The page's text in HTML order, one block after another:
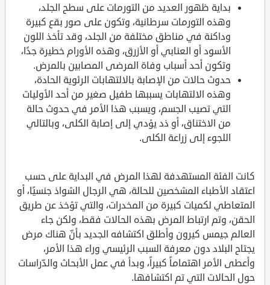
بداية ظهور العديد من التورمات على سطح الجلد،
وهذه التورمات سرطانية، وتكون على صور بقع كبيرة
وداكنة في مناطق مختلفة من الجلد، وقد تأخذ اللون
الأسود أو العنابي أو الأزرق، وهذه الأورام خطيرة جدًا،
وتكون أحد أسباب وفاة المرضى المصابين بالمرض.
حدوث حالات من الإصابة بالالتهابات الرئوية الحادة،
وهذه الالتهابات يسببها طفيل صغير من أحد الأوليات
التي تصيب الجسم، ويسبب هذا الأمر في حدوث حالة
من الاختناق، أو ذد يؤدي إلى إصابة الكلى، وبالتالي
اللجوء إلى زراعة الكلى.
كانت الفئة المستهدفة لهذا المرض في البداية على حسب
اعتقاد الأطباء المشخصين للحالة، هي الرجال الشواذ جنسيًا، أو
المتعاطي لكميات كبيرة من المخدرات، والتي تؤخذ عن طريق
الحقن، وتم ارتباط المرض بهذه الحالات فقط، ولكن جاء
العالم جيمس كيرون وأطلق اكتشافه الجديد بأنّ هناك مرض
يجتاح البلاد دون معرفة السبب الرئيسي وراء هذا الأمر،
وأعطى الأمر اهتماماً كبيراً، وبدأ في عمل الأبحاث والدّراسات
حول الحالات التي تم اكتشافها.